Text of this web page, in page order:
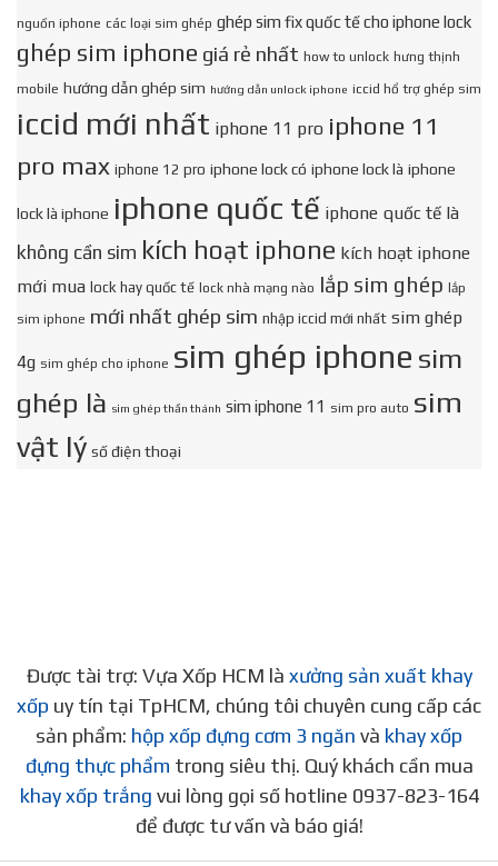
nguồn iphone các loại sim ghép ghép sim fix quốc tế cho iphone lock
ghép sim iphone giá rẻ nhất how to unlock hưng thịnh
mobile hướng dẫn ghép sim hướng dẫn unlock iphone iccid hổ trợ ghép sim
iccid mới nhất iphone 11 pro iphone 11
pro max iphone 12 pro iphone lock có iphone lock là iphone
lock là iphone iphone quốc tế iphone quốc tế là
không cần sim kích hoạt iphone kích hoạt iphone
mới mua lock hay quốc tế lock nhà mạng nào lắp sim ghép lắp
sim iphone mới nhất ghép sim nhập iccid mới nhất sim ghép
4g sim ghép cho iphone sim ghép iphone sim
ghép là sim ghép thần thánh sim iphone 11 sim pro auto sim
vật lý số điện thoại
Được tài trợ: Vựa Xốp HCM là xưởng sản xuất khay
xốp uy tín tại TpHCM, chúng tôi chuyên cung cấp các
sản phẩm: hộp xốp đựng cơm 3 ngăn và khay xốp
đựng thực phẩm trong siêu thị. Quý khách cần mua
khay xốp trắng vui lòng gọi số hotline 0937-823-164
để được tư vấn và báo giá!